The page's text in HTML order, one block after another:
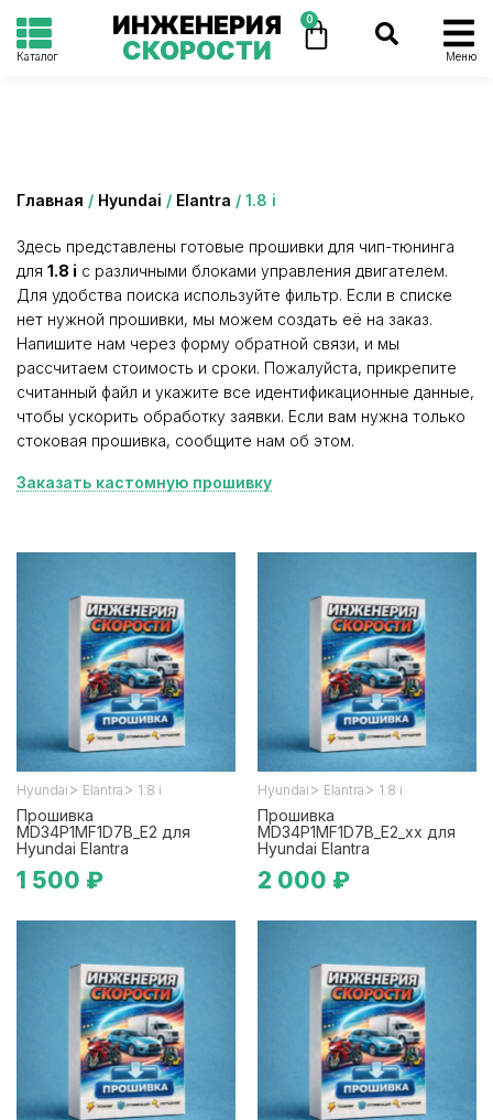
Каталог
ИНЖЕНЕРИЯ
СКОРОСТИ
0
Меню
Главная / Hyundai / Elantra / 1.8 i
Здесь представлены готовые прошивки для чип-тюнинга
для 1.8 i с различными блоками управления двигателем.
Для удобства поиска используйте фильтр. Если в списке
нет нужной прошивки, мы можем создать её на заказ.
Напишите нам через форму обратной связи, и мы
рассчитаем стоимость и сроки. Пожалуйста, прикрепите
считанный файл и укажите все идентификационные данные,
чтобы ускорить обработку заявки. Если вам нужна только
стоковая прошивка, сообщите нам об этом.
Заказать кастомную прошивку
Hyundai > Elantra > 1.8 i
Прошивка
MD34P1MF1D7B_E2 для
Hyundai Elantra
1 500 ₽
Hyundai > Elantra > 1.8 i
Прошивка
MD34P1MF1D7B_E2_xx для
Hyundai Elantra
2 000 ₽